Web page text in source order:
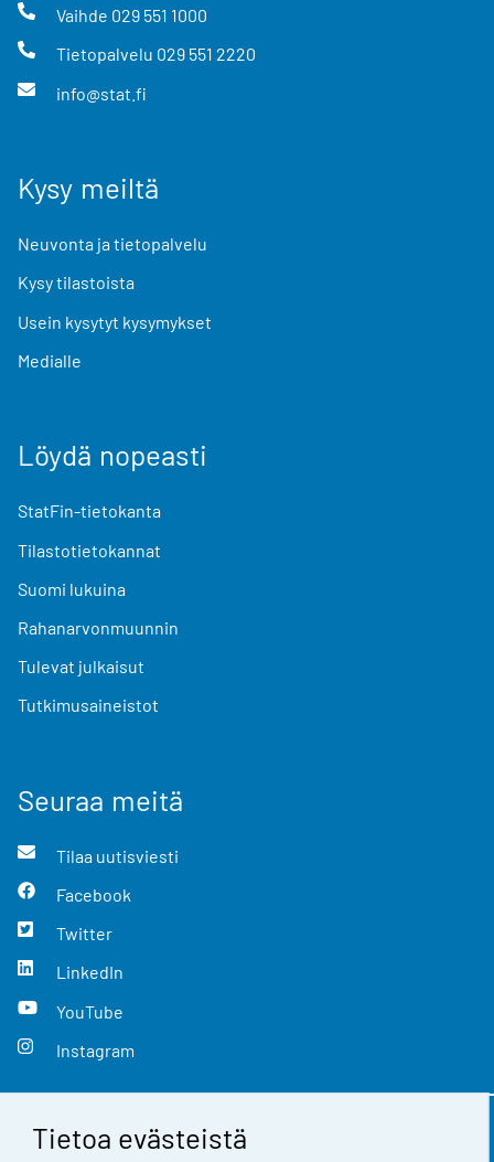
Tietoa evästeistä
Vaihde 029 551 1000
Tietopalvelu 029 551 2220
info@stat.fi
Kysy meiltä
Neuvonta ja tietopalvelu
Kysy tilastoista
Usein kysytyt kysymykset
Medialle
Löydä nopeasti
StatFin-tietokanta
Tilastotietokannat
Suomi lukuina
Rahanarvonmuunnin
Tulevat julkaisut
Tutkimusaineistot
Seuraa meitä
Tilaa uutisviesti
Facebook
Twitter
LinkedIn
YouTube
Instagram
Yhteystiedot